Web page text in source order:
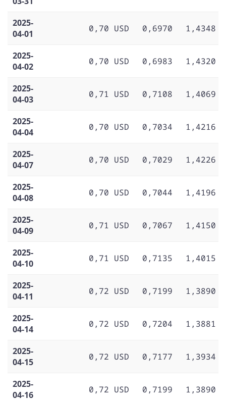
2025-
04-01
0,70 USD 0,6970 1,4348
2025-
04-02
0,70 USD 0,6983 1,4320
2025-
04-03
0,71 USD 0,7108 1,4069
2025-
04-04
0,70 USD 0,7034 1,4216
2025-
04-07
0,70 USD 0,7029 1,4226
2025-
04-08
0,70 USD 0,7044 1,4196
2025-
04-09
0,71 USD 0,7067 1,4150
2025-
04-10
0,71 USD 0,7135 1,4015
2025-
04-11
0,72 USD 0,7199 1,3890
2025-
04-14
0,72 USD 0,7204 1,3881
2025-
04-15
0,72 USD 0,7177 1,3934
2025-
04-16
0,72 USD 0,7199 1,3890